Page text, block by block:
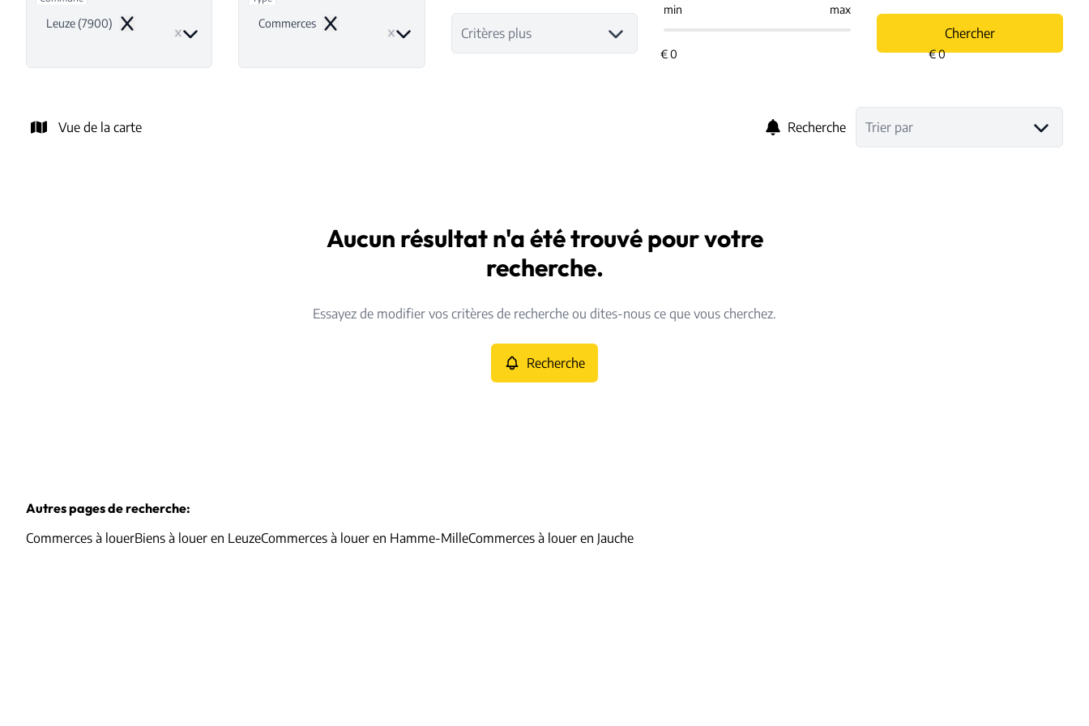
Leuze (7900)
Remove
Commerces
Remove Critères plus
min max
Chercher
Vue de la carte Recherche Trier par
Aucun résultat n'a été trouvé pour votre
recherche.
Essayez de modifier vos critères de recherche ou dites-nous ce que vous cherchez.
Recherche
Autres pages de recherche:
Commerces à louerBiens à louer en LeuzeCommerces à louer en Hamme-MilleCommerces à louer en Jauche